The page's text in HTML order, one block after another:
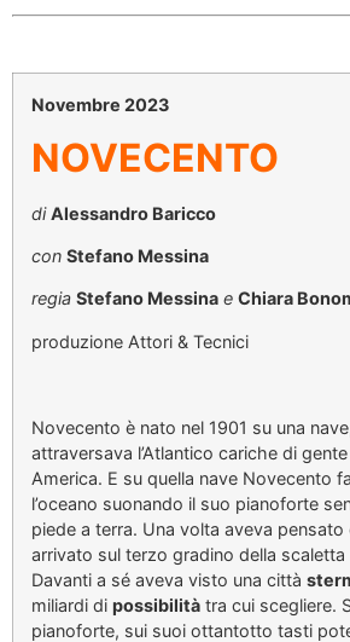
Novembre 2023
NOVECENTO
diAlessandro Baricco
con Stefano Messina
regia Stefano Messina e Chiara
produzione Attori & Tecnici
Novecento è nato nel 1901 su una
attraversava l’Atlantico cariche di
America. E su quella nave Novecento
l’oceano suonando il suo pianoforte
piede a terra. Una volta aveva pensato
arrivato sul terzo gradino della scaletta
Davanti a sé aveva visto una città
miliardi di possibilità tra cui scegliere.
pianoforte, sui suoi ottantotto tasti